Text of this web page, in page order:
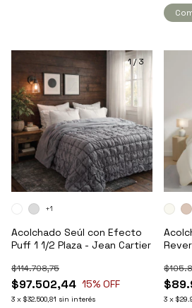
1/3
Acolchado Seúl con Efecto
Puff 1 1/2 Plaza - Jean Cartier
$97.502,44
$114.708,75
15% OFF
3 x $32.500,81 sin interés
+1
3 x